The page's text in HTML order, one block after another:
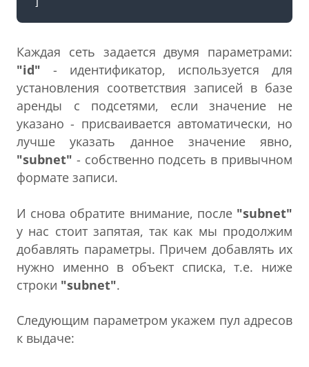
Каждая сеть задается двумя параметрами:
"id" - идентификатор, используется для
установления соответствия записей в базе
аренды с подсетями, если значение не
указано - присваивается автоматически, но
лучше указать данное значение явно,
"subnet" - собственно подсеть в привычном
формате записи.
И снова обратите внимание, после "subnet"
у нас стоит запятая, так как мы продолжим
добавлять параметры. Причем добавлять их
нужно именно в объект списка, т.е. ниже
строки "subnet".
Следующим параметром укажем пул адресов
к выдаче: